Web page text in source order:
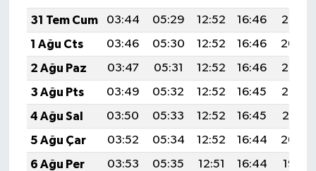
31 Tem Cum
03:44 05:29 12:52 16:46
20:05
1 Ağu Cts
03:46 05:30 12:52 16:46
20:04
2 Ağu Paz
03:47 05:31 12:52 16:46
20:03
3 Ağu Pts
03:49 05:32 12:52 16:45
20:02
4 Ağu Sal
03:50 05:33 12:52 16:45
20:01
5 Ağu Çar
03:52 05:34 12:52 16:44
20:00
6 Ağu Per
03:53 05:35 12:51 16:44
19:58